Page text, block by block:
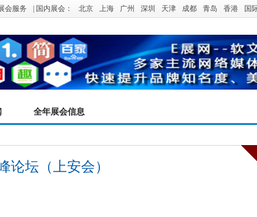
会服务 | 国内展会： 北京 上海 广州 深圳 天津 成都 青岛 香港 国
全年展会信息
论坛（上安会）